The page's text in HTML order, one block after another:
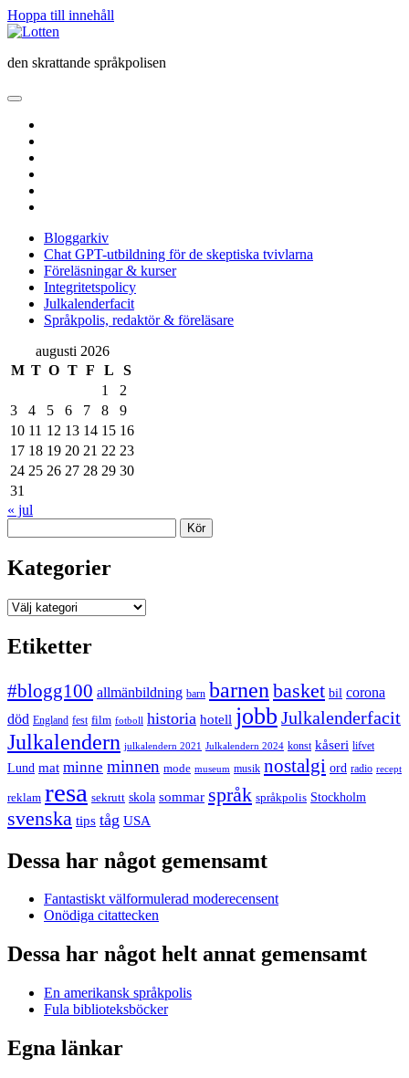
Hoppa till innehåll
Lotten
den skrattande språkpolisen
öppna
meny
Bloggarkiv
Chat GPT-utbildning för de skeptiska tvivlarna
Föreläsningar & kurser
Integritetspolicy
Julkalenderfacit
Språkpolis, redaktör & föreläsare
Sidopanel
augusti 2026
M T O T F L
S
1
2
3
4 5 6 7 8
9
10 11 12 13 14 15 16
17 18 19 20 21 22 23
24 25 26 27 28 29 30
31
« jul
Kategorier
Kategorier
Etiketter
#blogg100 allmänbildning barn barnen basket bil corona
död England fest film fotboll historia hotell jobb Julkalenderfacit
Julkalendern julkalendern 2021 Julkalendern 2024 konst kåseri lifvet
Lund mat minne minnen mode museum musik nostalgi ord radio recept
reklam resa sekrutt skola sommar språk språkpolis Stockholm
svenska tips tåg USA
Dessa har något gemensamt
Fantastiskt välformulerad moderecensent
Onödiga citattecken
Dessa har något helt annat gemensamt
En amerikansk språkpolis
Fula biblioteksböcker
Egna länkar